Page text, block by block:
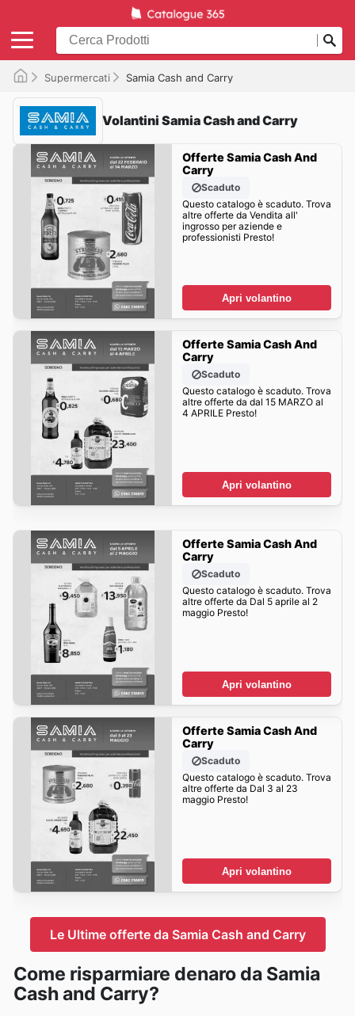
Supermercati Samia Cash and Carry
Volantini Samia Cash and Carry
Offerte Samia Cash And
Carry
Scaduto
Questo catalogo è scaduto. Trova
altre offerte da Vendita all'
ingrosso per aziende e
professionisti Presto!
Apri volantino
Offerte Samia Cash And
Carry
Scaduto
Questo catalogo è scaduto. Trova
altre offerte da dal 15 MARZO al
4 APRILE Presto!
Apri volantino
Offerte Samia Cash And
Carry
Scaduto
Questo catalogo è scaduto. Trova
altre offerte da Dal 5 aprile al 2
maggio Presto!
Apri volantino
Offerte Samia Cash And
Carry
Scaduto
Questo catalogo è scaduto. Trova
altre offerte da Dal 3 al 23
maggio Presto!
Apri volantino
Le Ultime offerte da Samia Cash and Carry
Come risparmiare denaro da Samia
Cash and Carry?